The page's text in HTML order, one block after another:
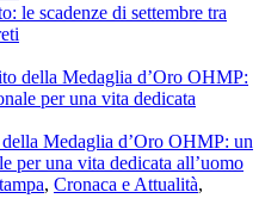
le scadenze di settembre tra
Medaglia d’Oro OHMP: un
per una vita dedicata all’uomo
, Cronaca e Attualità,